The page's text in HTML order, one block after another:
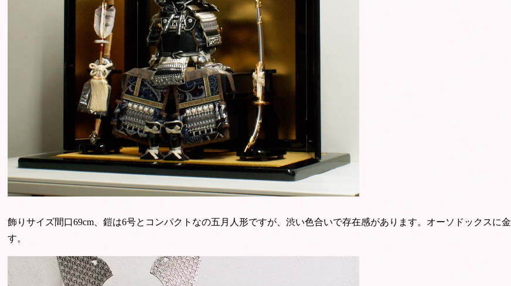
飾りサイズ間口69cm、鎧は6号とコンパクトなの五月人形ですが、渋い色合いで存在感があります。オーソドックスに
す。